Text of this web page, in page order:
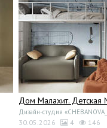
Дом Малахит. Детская
Дизайн-студия
30.05.2026 4 146